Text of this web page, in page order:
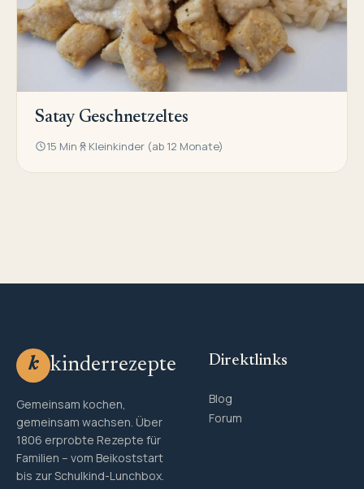
Satay Geschnetzeltes
15 Min Kleinkinder (ab 12 Monate)
k kinderrezepte
Gemeinsam kochen,
gemeinsam wachsen. Über
1806 erprobte Rezepte für
Familien – vom Beikoststart
bis zur Schulkind-Lunchbox.
Direktlinks
Blog
Forum